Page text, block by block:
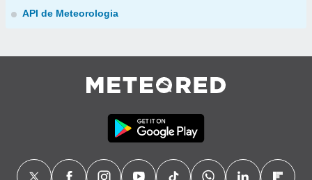
API de Meteorologia